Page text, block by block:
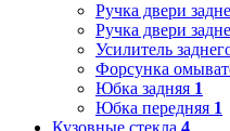
Ручка двери
Ручка двери
Усилитель
Форсунка
Юбка задняя 1
Юбка передняя 1
Кузовные стекла 4